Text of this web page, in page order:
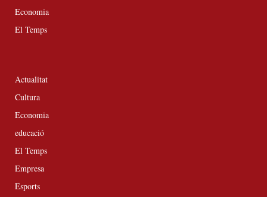
Economia
El Temps
Actualitat
Cultura
Economia
educació
El Temps
Empresa
Esports